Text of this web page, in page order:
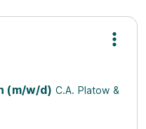
(m/w/d) C.A. Platow &